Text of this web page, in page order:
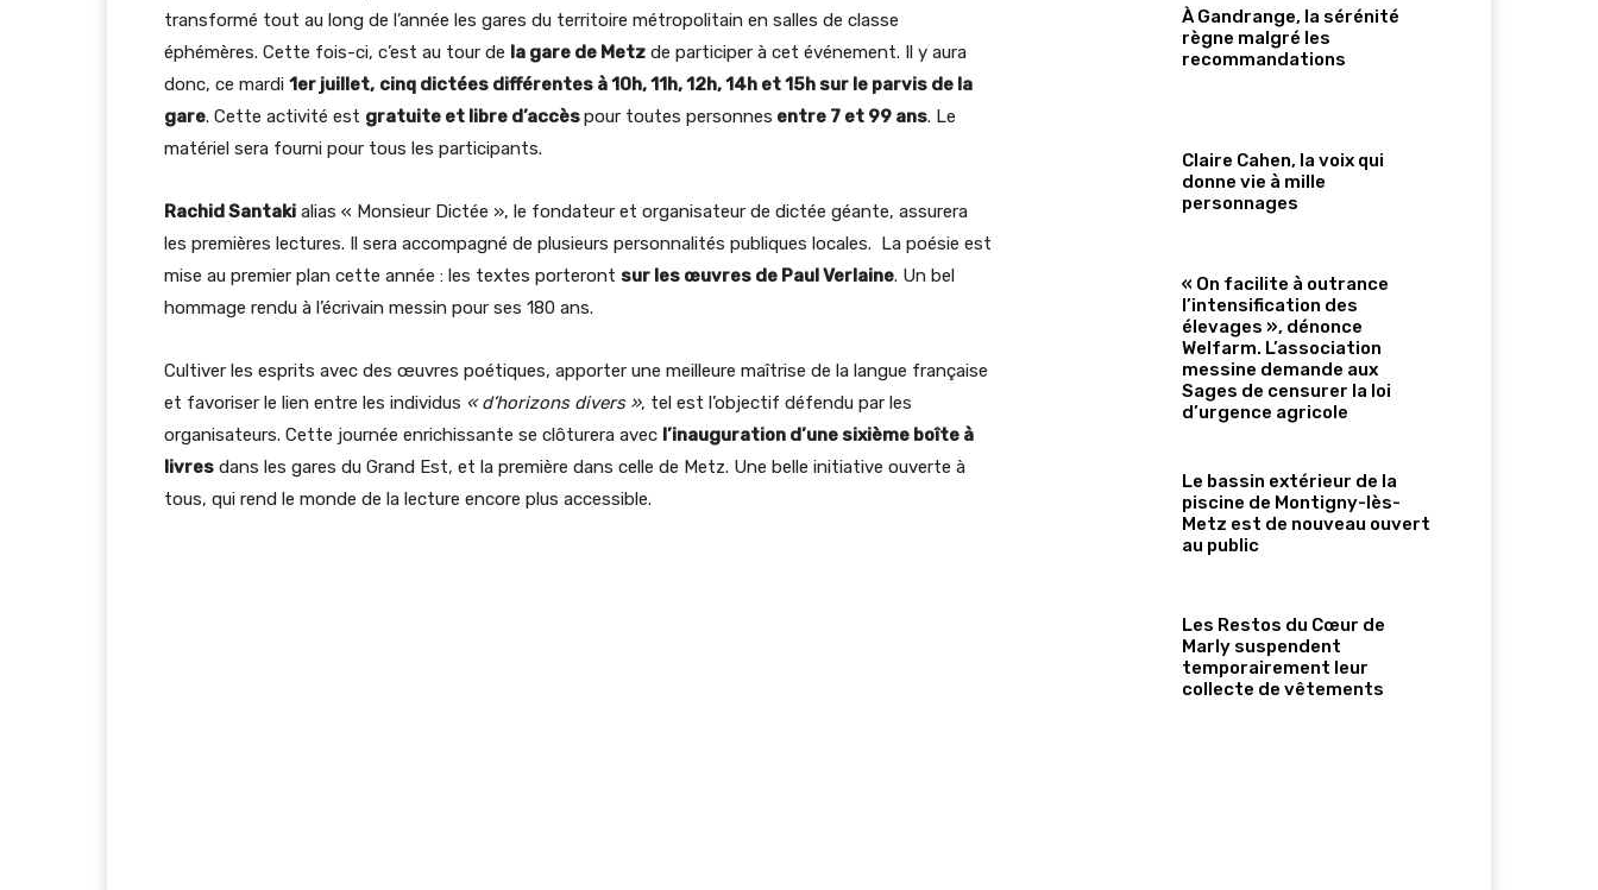
transformé tout au long de l’année les gares du territoire métropolitain en salles de classe
éphémères. Cette fois-ci, c’est au tour de la gare de Metz de participer à cet événement. Il y aura
donc, ce mardi 1er juillet, cinq dictées différentes à 10h, 11h, 12h, 14h et 15h sur le parvis de la
gare. Cette activité est gratuite et libre d’accèspour toutes personnes entre 7 et 99 ans. Le
matériel sera fourni pour tous les participants.
Rachid Santaki alias « Monsieur Dictée », le fondateur et organisateur de dictée géante, assurera
les premières lectures. Il sera accompagné de plusieurs personnalités publiques locales. La poésie est
mise au premier plan cette année : les textes porteront sur les œuvres de Paul Verlaine. Un bel
hommage rendu à l’écrivain messin pour ses 180 ans.
Cultiver les esprits avec des œuvres poétiques, apporter une meilleure maîtrise de la langue française
et favoriser le lien entre les individus « d’horizons divers », tel est l’objectif défendu par les
organisateurs. Cette journée enrichissante se clôturera avec l’inauguration d’une sixième boîte à
livres dans les gares du Grand Est, et la première dans celle de Metz. Une belle initiative ouverte à
tous, qui rend le monde de la lecture encore plus accessible.
À Gandrange, la sérénité
règne malgré les
recommandations
Claire Cahen, la voix qui
donne vie à mille
personnages
« On facilite à outrance
l’intensification des
élevages », dénonce
Welfarm. L’association
messine demande aux
Sages de censurer la loi
d’urgence agricole
Le bassin extérieur de la
piscine de Montigny-lès-
Metz est de nouveau ouvert
au public
Les Restos du Cœur de
Marly suspendent
temporairement leur
collecte de vêtements